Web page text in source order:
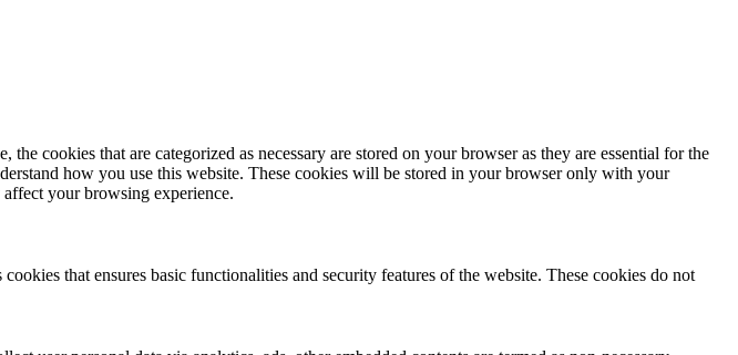
cookies that are categorized as necessary are stored on your browser as they are essential for the
how you use this website. These cookies will be stored in your browser only with your
your browsing experience.
that ensures basic functionalities and security features of the website. These cookies do not